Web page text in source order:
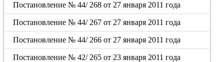
Постановление № 44/ 268 от 27 января 2011 года
Постановление № 44/ 267 от 27 января 2011 года
Постановление № 44/ 266 от 27 января 2011 года
Постановление № 42/ 265 от 23 января 2011 года